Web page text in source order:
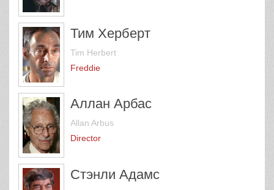
Тим Херберт
Tim Herbert
Freddie
Аллан Арбас
Allan Arbus
Director
Стэнли Адамс